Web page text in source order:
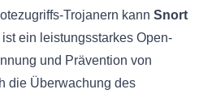
Trojanern kann Snort
ist ein leistungsstarkes Open-
und Prävention von
die Überwachung des